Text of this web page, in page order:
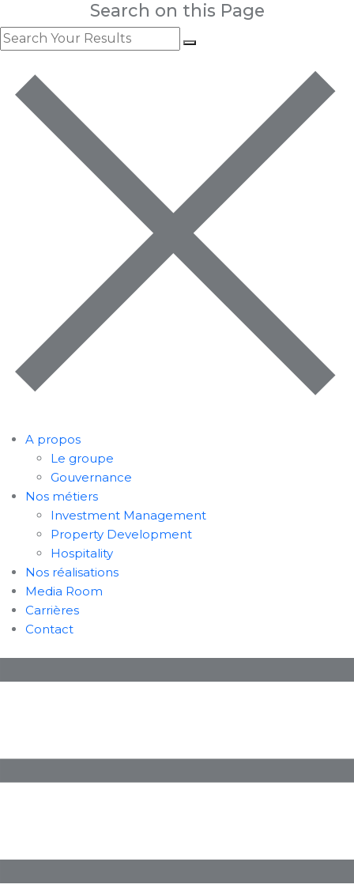
Search on this Page
A propos
Le groupe
Gouvernance
Nos métiers
Investment Management
Property Development
Hospitality
Nos réalisations
Media Room
Carrières
Contact